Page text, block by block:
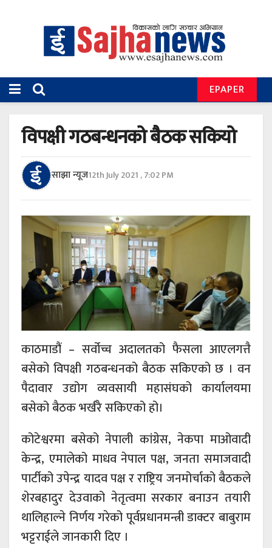
EPAPER
विपक्षी गठबन्धनको बैठक सकियो
साझा न्यूज12th July 2021 , 7:02 PM
काठमाडौं – सर्वोच्च अदालतको फैसला आएलगत्तै
बसेको विपक्षी गठबन्धनको बैठक सकिएको छ । वन
पैदावार उद्योग व्यवसायी महासंघको कार्यालयमा
बसेको बैठक भर्खरै सकिएको हो।
कोटेश्वरमा बसेको नेपाली कांग्रेस, नेकपा माओवादी
केन्द्र, एमालेको माधव नेपाल पक्ष, जनता समाजवादी
पार्टीको उपेन्द्र यादव पक्ष र राष्ट्रिय जनमोर्चाको बैठकले
शेरबहादुर देउवाको नेतृत्वमा सरकार बनाउन तयारी
थालिहाल्ने निर्णय गरेको पूर्वप्रधानमन्त्री डाक्टर बाबुराम
भट्टराईले जानकारी दिए ।